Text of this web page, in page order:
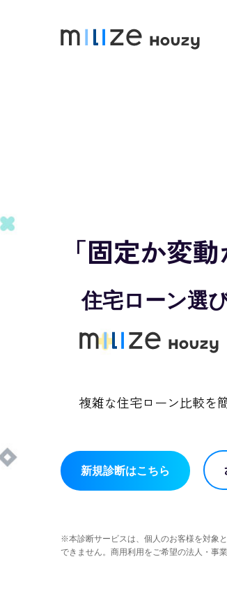
「固定か変
住宅ローン選
複雑な住宅ローン比較を
新規診断はこちら
※本診断サービスは、個人のお客様を対象
できません。商用利用をご希望の法人・事